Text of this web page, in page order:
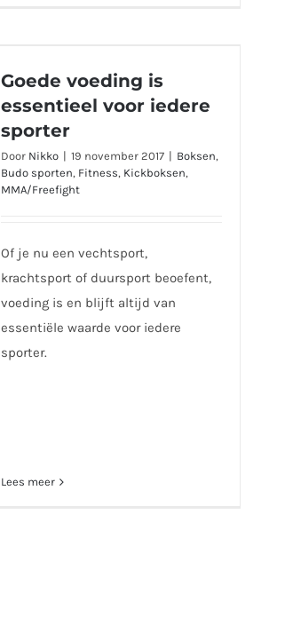
voor iedere sporter
Goede voeding is
essentieel voor iedere
sporter
Door Nikko | 19 november 2017 | Boksen,
Budo sporten, Fitness, Kickboksen,
MMA/Freefight
Of je nu een vechtsport,
krachtsport of duursport beoefent,
voeding is en blijft altijd van
essentiële waarde voor iedere
sporter.
Lees meer